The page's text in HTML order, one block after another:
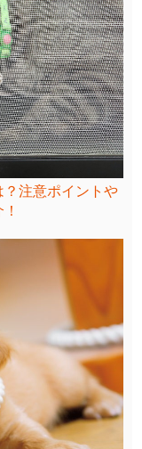
注意ポイントや